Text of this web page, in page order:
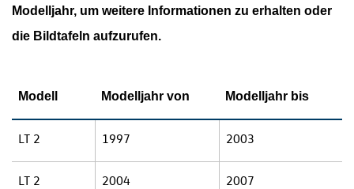
Modelljahr, um weitere Informationen zu erhalten oder
die Bildtafeln aufzurufen.
Modell Modelljahr von Modelljahr bis
LT 2 1997 2003
LT 2 2004 2007